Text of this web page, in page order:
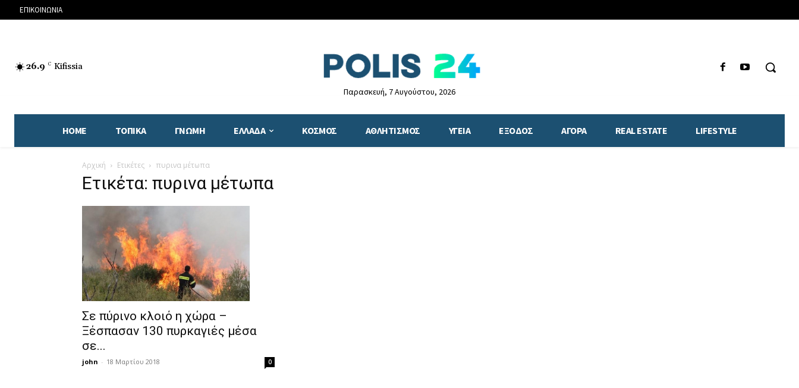
ΕΠΙΚΟΙΝΩΝΙΑ
26.9 C Kifissia
Παρασκευή, 7 Αυγούστου, 2026
HOME ΤΟΠΙΚΑ ΓΝΩΜΗ ΕΛΛΑΔΑ ΚΟΣΜΟΣ ΑΘΛΗΤΙΣΜΟΣ ΥΓΕΙΑ ΕΞΟΔΟΣ ΑΓΟΡΑ REAL ESTATE LIFESTYLE
Αρχική Ετικέτες πυρινα μέτωπα
Ετικέτα: πυρινα μέτωπα
Σε πύρινο κλοιό η χώρα –
Ξέσπασαν 130 πυρκαγιές μέσα
σε...
john - 18 Μαρτίου 2018 0